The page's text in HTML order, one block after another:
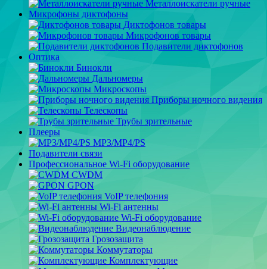
Металлоискатели ручные
Микрофоны диктофоны
Диктофонов товары
Микрофонов товары
Подавители диктофонов
Оптика
Бинокли
Дальномеры
Микроскопы
Приборы ночного видения
Телескопы
Трубы зрительные
Плееры
MP3/MP4/PS
Подавители связи
Профессиональное Wi-Fi оборудование
CWDM
GPON
VoIP телефония
Wi-Fi антенны
Wi-Fi оборудование
Видеонаблюдение
Грозозащита
Коммутаторы
Комплектующие